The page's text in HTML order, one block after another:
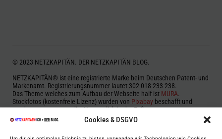
Cookies & DSGVO
© 2023 NETZKAPITÄN. DER NETZKAPITÄN BLOG.
NETZKAPITÄN® ist eine registrierte Marke beim Deutschen Patent- und
Markenamt. Registrierungsnummer lautet 302 018 233 238.
Das Theme welches zum Aufbau der Webseite half ist MURA.
Stockfotos (kostenfreie Lizenz) wurden von Pixabay beschafft und
werden, wenn notwendig, Namentlich in der Fußnote genannt.